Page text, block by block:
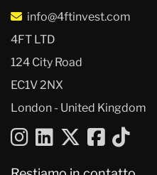
info@4ftinvest.com
4FT LTD
124 City Road
EC1V 2NX
London - United Kingdom